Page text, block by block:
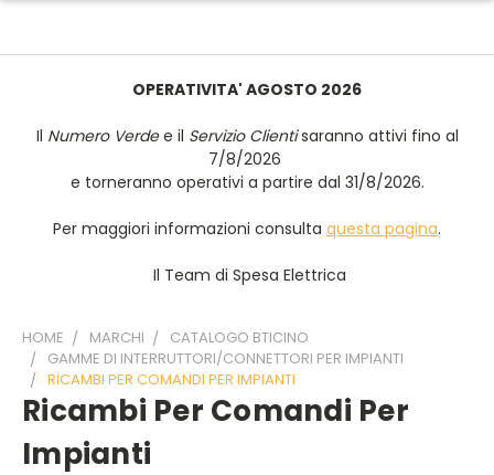
OPERATIVITA' AGOSTO 2026
Il Numero Verdee il Servizio Clientisaranno attivi fino al
7/8/2026
e torneranno operativi a partire dal 31/8/2026.
Per maggiori informazioni consulta questa pagina.
Il Team di Spesa Elettrica
HOME MARCHI
CATALOGO BTICINO
GAMME DI INTERRUTTORI/CONNETTORI PER IMPIANTI
RICAMBI PER COMANDI PER IMPIANTI
Ricambi Per Comandi Per
Impianti